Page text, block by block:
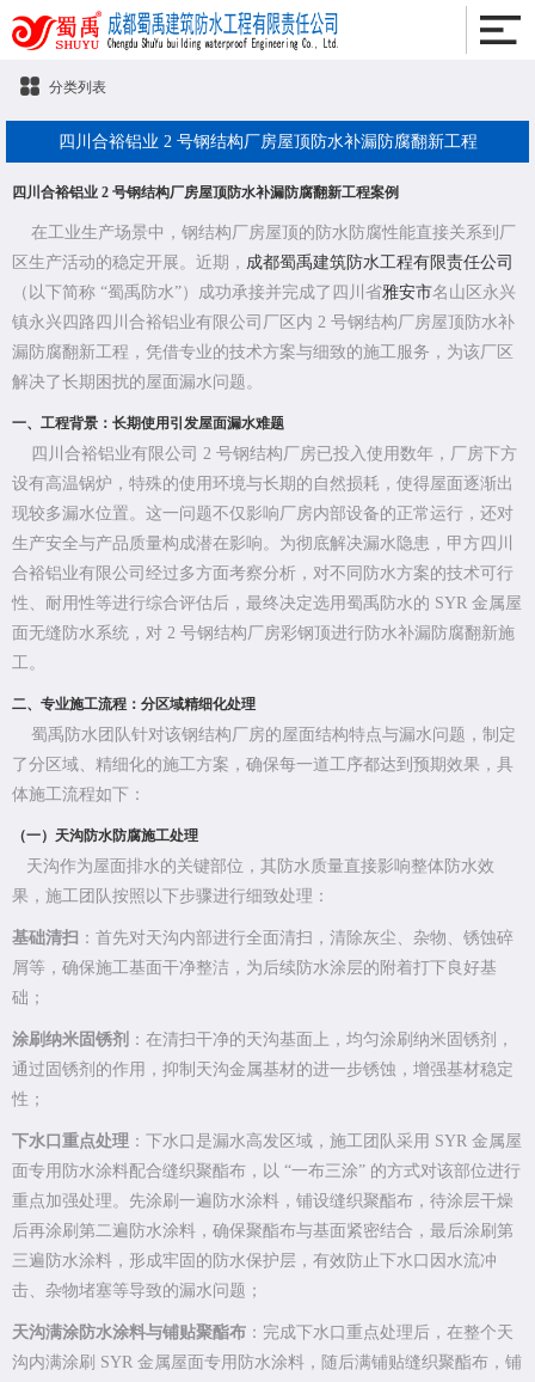
分类列表
四川合裕铝业 2 号钢结构厂房屋顶防水补漏防腐翻新工程
四川合裕铝业 2 号钢结构厂房屋顶防水补漏防腐翻新工程案例
在工业生产场景中，钢结构厂房屋顶的防水防腐性能直接关系到厂
区生产活动的稳定开展。近期， 成都蜀禹建筑防水工程有限责任公司
（以下简称 “蜀禹防水”）成功承接并完成了四川省雅安市名山区永兴
镇永兴四路四川合裕铝业有限公司厂区内 2 号钢结构厂房屋顶防水补
漏防腐翻新工程，凭借专业的技术方案与细致的施工服务，为该厂区
解决了长期困扰的屋面漏水问题。
一、工程背景：长期使用引发屋面漏水难题
四川合裕铝业有限公司 2 号钢结构厂房已投入使用数年，厂房下方
设有高温锅炉，特殊的使用环境与长期的自然损耗，使得屋面逐渐出
现较多漏水位置。这一问题不仅影响厂房内部设备的正常运行，还对
生产安全与产品质量构成潜在影响。为彻底解决漏水隐患，甲方四川
合裕铝业有限公司经过多方面考察分析，对不同防水方案的技术可行
性、耐用性等进行综合评估后，最终决定选用蜀禹防水的 SYR 金属屋
面无缝防水系统，对 2 号钢结构厂房彩钢顶进行防水补漏防腐翻新施
工。
二、专业施工流程：分区域精细化处理
蜀禹防水团队针对该钢结构厂房的屋面结构特点与漏水问题，制定
了分区域、精细化的施工方案，确保每一道工序都达到预期效果，具
体施工流程如下：
（一）天沟防水防腐施工处理
天沟作为屋面排水的关键部位，其防水质量直接影响整体防水效
果，施工团队按照以下步骤进行细致处理：
基础清扫 ：首先对天沟内部进行全面清扫，清除灰尘、杂物、锈蚀碎
屑等，确保施工基面干净整洁，为后续防水涂层的附着打下良好基
础；
涂刷纳米固锈剂 ：在清扫干净的天沟基面上，均匀涂刷纳米固锈剂，
通过固锈剂的作用，抑制天沟金属基材的进一步锈蚀，增强基材稳定
性；
下水口重点处理 ：下水口是漏水高发区域，施工团队采用 SYR 金属屋
面专用防水涂料配合缝织聚酯布，以 “一布三涂” 的方式对该部位进行
重点加强处理。先涂刷一遍防水涂料，铺设缝织聚酯布，待涂层干燥
后再涂刷第二遍防水涂料，确保聚酯布与基面紧密结合，最后涂刷第
三遍防水涂料，形成牢固的防水保护层，有效防止下水口因水流冲
击、杂物堵塞等导致的漏水问题；
天沟满涂防水涂料与铺贴聚酯布 ：完成下水口重点处理后，在整个天
沟内满涂刷 SYR 金属屋面专用防水涂料，随后满铺贴缝织聚酯布，铺